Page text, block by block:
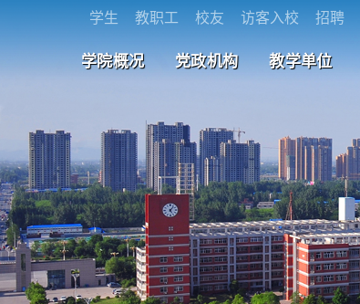
学生 教职工 校友 访客入校 招聘
学院概况 党政机构 教学单位